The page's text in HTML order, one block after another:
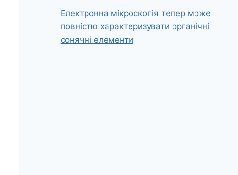
Електронна мікроскопія тепер може
повністю характеризувати органічні
сонячні елементи